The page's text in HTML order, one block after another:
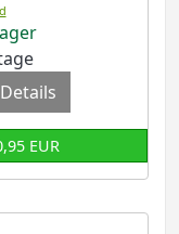
Details
EUR